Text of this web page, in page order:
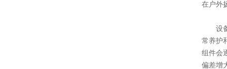
在户外
设备
常养护
组件会
偏差增